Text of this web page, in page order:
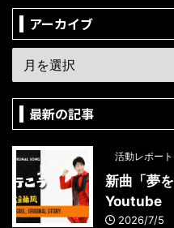
アーカイブ
最新の記事
活動レポート
新曲「夢
Youtube
2026/7/5